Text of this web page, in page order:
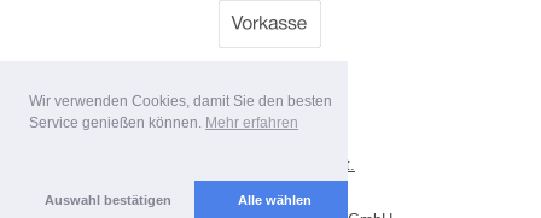
Wir verwenden Cookies, damit Sie den besten
Service genießen können. Mehr erfahren
Auswahl bestätigen Alle wählen
Alle Preise inkl. MwSt.
Lieferbedingungen